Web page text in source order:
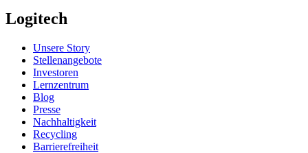
Logitech
Unsere Story
Stellenangebote
Investoren
Lernzentrum
Blog
Presse
Nachhaltigkeit
Recycling
Barrierefreiheit